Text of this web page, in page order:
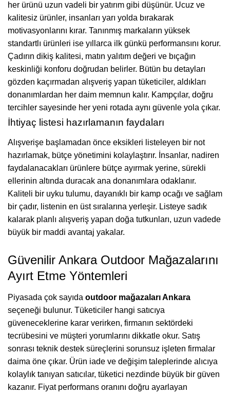
her ürünü uzun vadeli bir yatırım gibi düşünür. Ucuz ve
kalitesiz ürünler, insanları yarı yolda bırakarak
motivasyonlarını kırar. Tanınmış markaların yüksek
standartlı ürünleri ise yıllarca ilk günkü performansını korur.
Çadırın dikiş kalitesi, matın yalıtım değeri ve bıçağın
keskinliği konforu doğrudan belirler. Bütün bu detayları
gözden kaçırmadan alışveriş yapan tüketiciler, aldıkları
donanımlardan her daim memnun kalır. Kampçılar, doğru
tercihler sayesinde her yeni rotada aynı güvenle yola çıkar.
İhtiyaç listesi hazırlamanın faydaları
Alışverişe başlamadan önce eksikleri listeleyen bir not
hazırlamak, bütçe yönetimini kolaylaştırır. İnsanlar, nadiren
faydalanacakları ürünlere bütçe ayırmak yerine, sürekli
ellerinin altında duracak ana donanımlara odaklanır.
Kaliteli bir uyku tulumu, dayanıklı bir kamp ocağı ve sağlam
bir çadır, listenin en üst sıralarına yerleşir. Listeye sadık
kalarak planlı alışveriş yapan doğa tutkunları, uzun vadede
büyük bir maddi avantaj yakalar.
Güvenilir Ankara Outdoor Mağazalarını
Ayırt Etme Yöntemleri
Piyasada çok sayıda outdoor mağazaları Ankara
seçeneği bulunur. Tüketiciler hangi satıcıya
güveneceklerine karar verirken, firmanın sektördeki
tecrübesini ve müşteri yorumlarını dikkatle okur. Satış
sonrası teknik destek süreçlerini sorunsuz işleten firmalar
daima öne çıkar. Ürün iade ve değişim taleplerinde alıcıya
kolaylık tanıyan satıcılar, tüketici nezdinde büyük bir güven
kazanır. Fiyat performans oranını doğru ayarlayan